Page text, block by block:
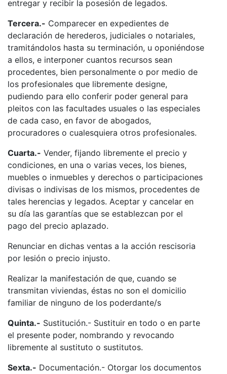
entregar y recibir la posesión de legados.
Tercera.- Comparecer en expedientes de
declaración de herederos, judiciales o notariales,
tramitándolos hasta su terminación, u oponiéndose
a ellos, e interponer cuantos recursos sean
procedentes, bien personalmente o por medio de
los profesionales que libremente designe,
pudiendo para ello conferir poder general para
pleitos con las facultades usuales o las especiales
de cada caso, en favor de abogados,
procuradores o cualesquiera otros profesionales.
Cuarta.- Vender, fijando libremente el precio y
condiciones, en una o varias veces, los bienes,
muebles o inmuebles y derechos o participaciones
divisas o indivisas de los mismos, procedentes de
tales herencias y legados. Aceptar y cancelar en
su día las garantías que se establezcan por el
pago del precio aplazado.
Renunciar en dichas ventas a la acción rescisoria
por lesión o precio injusto.
Realizar la manifestación de que, cuando se
transmitan viviendas, éstas no son el domicilio
familiar de ninguno de los poderdante/s
Quinta.- Sustitución.- Sustituir en todo o en parte
el presente poder, nombrando y revocando
libremente al sustituto o sustitutos.
Sexta.- Documentación.- Otorgar los documentos